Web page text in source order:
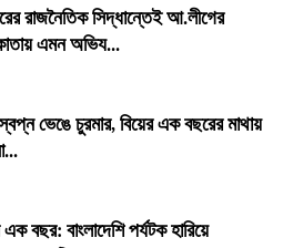
রাজনৈতিক সিদ্ধান্তেই আ.লীগের
এমন অভিয...
ভেঙে চুরমার, বিয়ের এক বছরের মাথায়
বছর: বাংলাদেশি পর্যটক হারিয়ে